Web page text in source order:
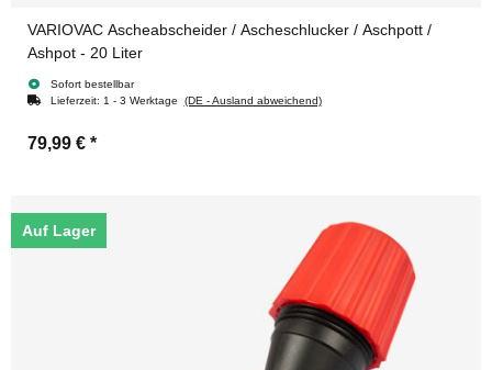
VARIOVAC Ascheabscheider / Ascheschlucker / Aschpott /
Ashpot - 20 Liter
Sofort bestellbar
Lieferzeit: 1 - 3 Werktage (DE - Ausland abweichend)
79,99 € *
Auf Lager